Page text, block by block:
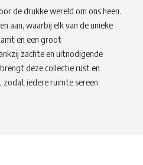
de drukke wereld om ons heen.
aan, waarbij elk van de unieke
en een groot
zachte en uitnodigende
deze collectie rust en
zodat iedere ruimte sereen